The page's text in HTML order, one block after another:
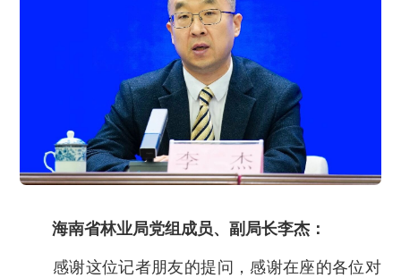
海南省林业局党组成员、副局长李杰：
感谢这位记者朋友的提问，感谢在座的各位对